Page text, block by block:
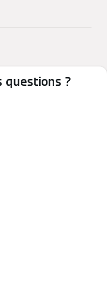
questions ?